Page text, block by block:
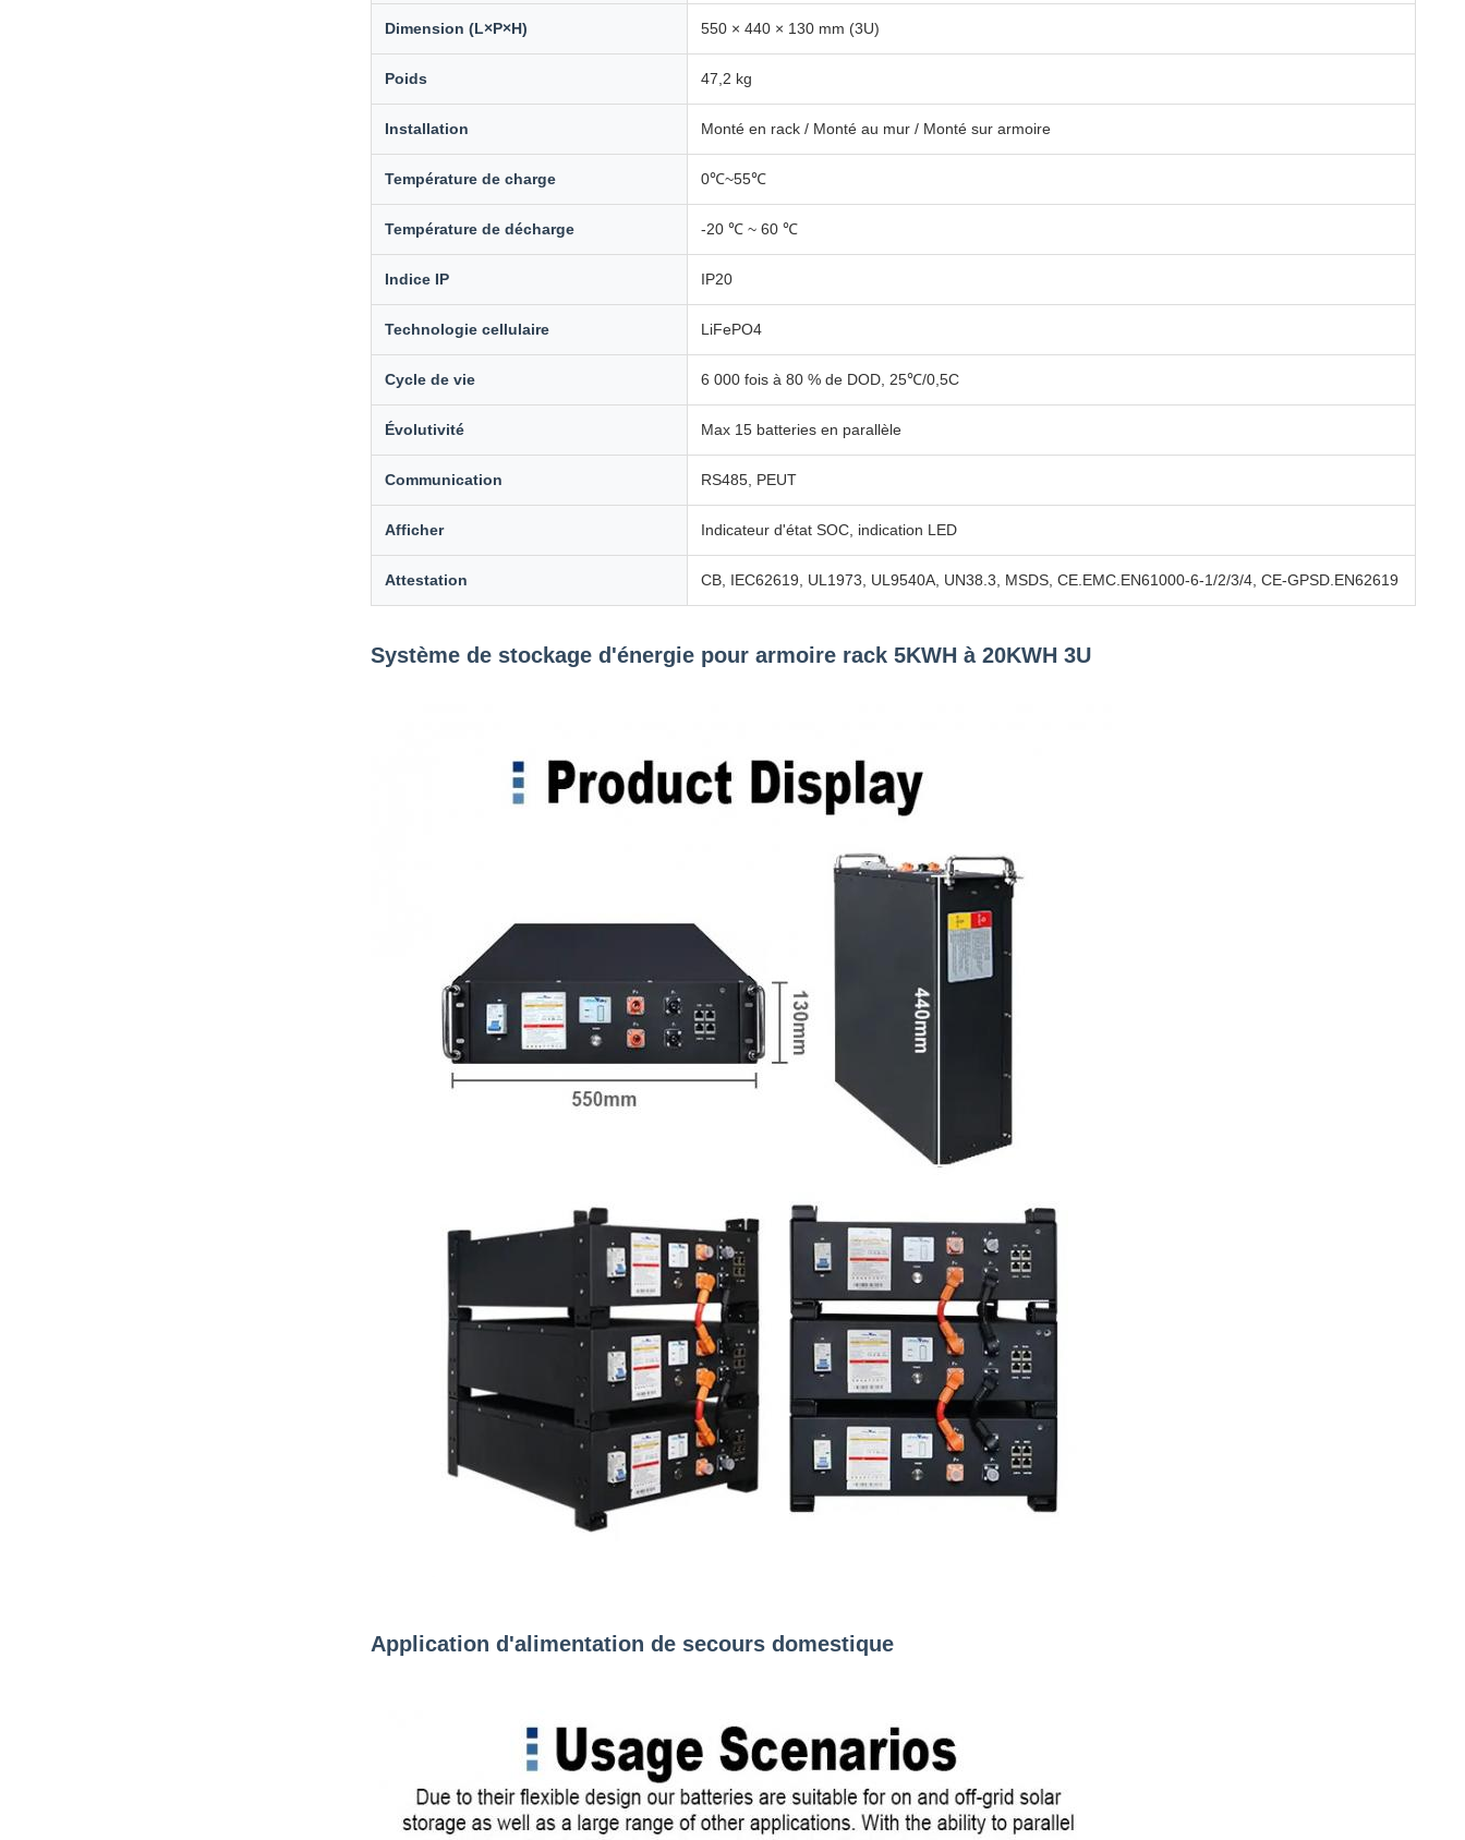
Dimension (L×P×H) 550 × 440 × 130 mm (3U)
Poids 47,2 kg
Installation Monté en rack / Monté au mur / Monté sur armoire
Température de charge 0℃~55℃
Température de décharge -20 ℃ ~ 60 ℃
Indice IP IP20
Technologie cellulaire LiFePO4
Cycle de vie 6 000 fois à 80 % de DOD, 25℃/0,5C
Évolutivité Max 15 batteries en parallèle
Communication RS485, PEUT
Afficher Indicateur d'état SOC, indication LED
Attestation CB, IEC62619, UL1973, UL9540A, UN38.3, MSDS, CE.EMC.EN61000-6-1/2/3/4, CE-GPSD.EN62619
Système de stockage d'énergie pour armoire rack 5KWH à 20KWH 3U
Application d'alimentation de secours domestique